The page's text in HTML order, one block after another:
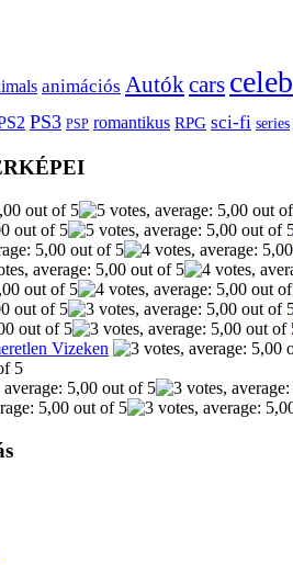
animációs Autók cars celeb
PS3 PSP romantikus RPG sci-fi series
Vizeken